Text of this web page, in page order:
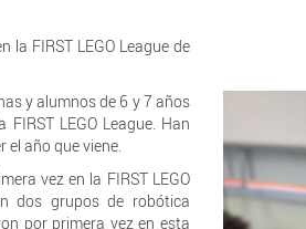
la FIRST LEGO League de
y alumnos de 6 y 7 años
LEGO League. Han
año que viene.
vez en la FIRST LEGO
dos grupos de robótica
por primera vez en esta